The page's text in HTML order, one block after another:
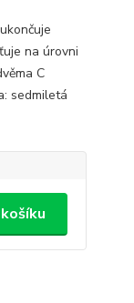
na úrovni
C
sedmiletá